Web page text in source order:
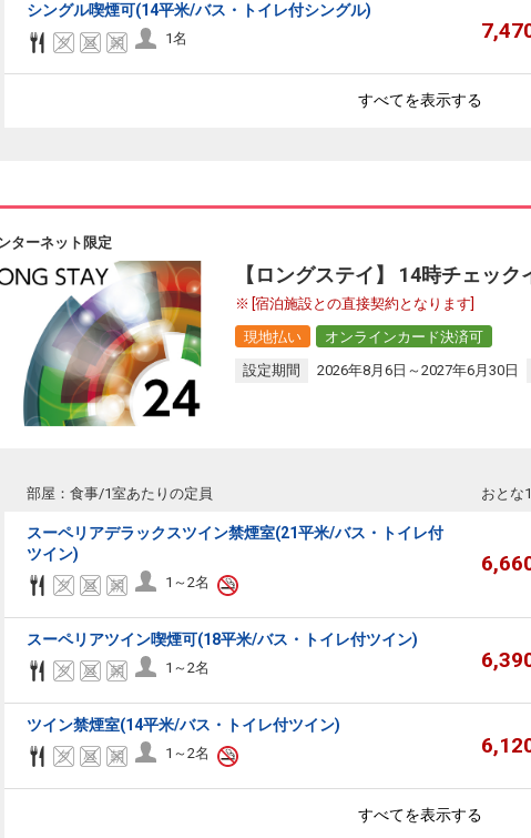
シングル喫煙可(14平米/バス・トイレ付シングル)
1名
すべてを表示する
ターネット限定
【ロングステイ】 14時チェッ
[宿泊施設との直接契約となります]
現地払い
オンラインカード決済可
設定期間
2026年8月6日～2027年6月30日
部屋：食事/1室あたりの定員 おとな
スーペリアデラックスツイン禁煙室(21平米/バス・トイレ付
ツイン)
1～2名
スーペリアツイン喫煙可(18平米/バス・トイレ付ツイン)
1～2名
ツイン禁煙室(14平米/バス・トイレ付ツイン)
1～2名
すべてを表示する